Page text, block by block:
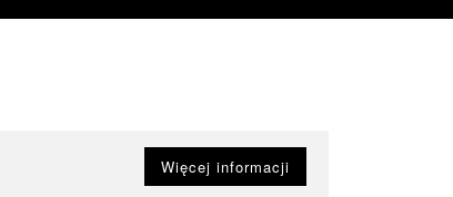
Więcej informacji